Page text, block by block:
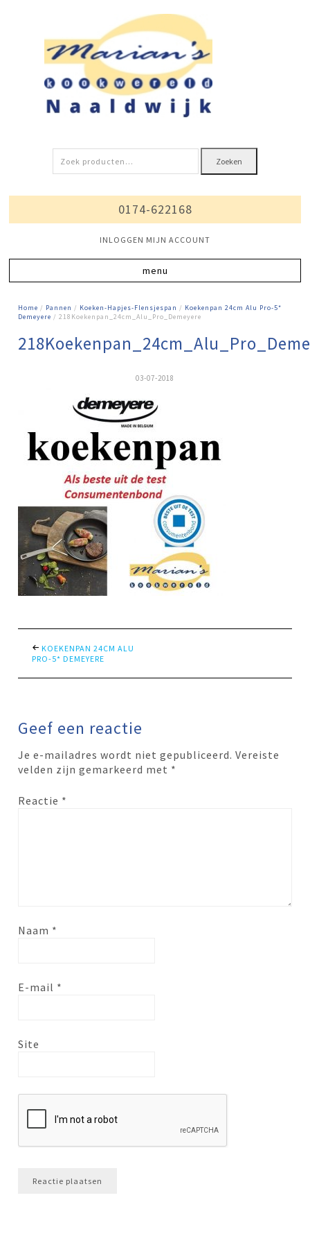
Zoeken
naar:
Zoeken
0174-622168
INLOGGEN MIJN ACCOUNT
Home / Pannen / Koeken-Hapjes-Flensjespan / Koekenpan 24cm Alu Pro-5*
Demeyere / 218Koekenpan_24cm_Alu_Pro_Demeyere
03-07-2018
KOEKENPAN 24CM ALU
PRO-5* DEMEYERE
Geef een reactie
Je e-mailadres wordt niet gepubliceerd. Vereiste
velden zijn gemarkeerd met *
Reactie *
Naam *
E-mail *
Site